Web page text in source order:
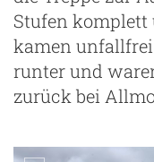
Stufen komplett
kamen
runter und
zurück bei